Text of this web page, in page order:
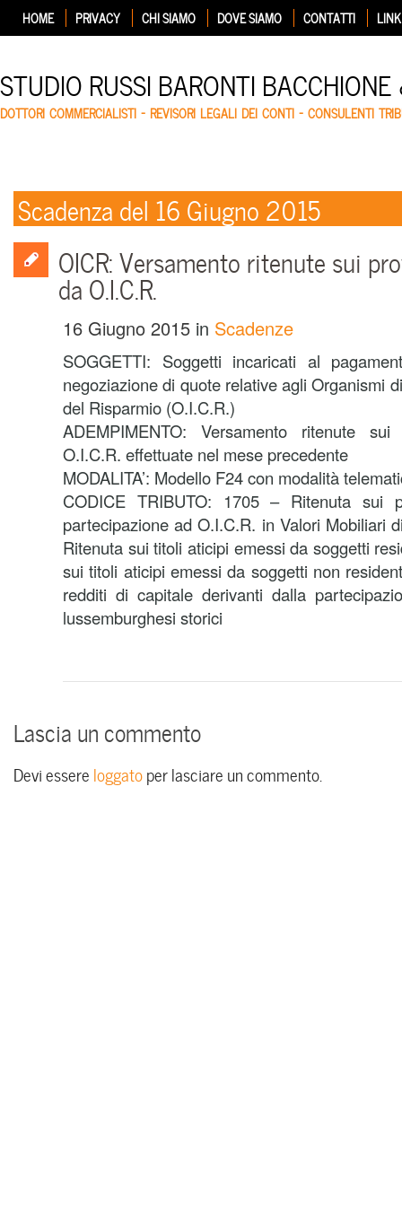
HOME PRIVACY CHI SIAMO DOVE SIAMO CONTATTI LINK
STUDIO RUSSI BARONTI
DOTTORI COMMERCIALISTI – REVISORI LEGALI DEI CONTI – CONSULENTI
Scadenza del 16 Giugno 2015
OICR: Versamento ritenute sui
da O.I.C.R.
16 Giugno 2015 in Scadenze
SOGGETTI: Soggetti incaricati al
negoziazione di quote relative agli Organismi
del Risparmio (O.I.C.R.)
ADEMPIMENTO: Versamento ritenute
O.I.C.R. effettuate nel mese precedente
MODALITA’: Modello F24 con modalità
CODICE TRIBUTO: 1705 – Ritenuta sui
partecipazione ad O.I.C.R. in Valori Mobiliari
Ritenuta sui titoli aticipi emessi da soggetti
sui titoli aticipi emessi da soggetti non
redditi di capitale derivanti dalla
lussemburghesi storici
Lascia un commento
Devi essere loggatoper lasciare un commento.